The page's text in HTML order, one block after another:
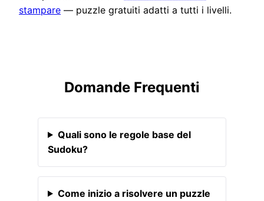
stampare — puzzle gratuiti adatti a tutti i livelli.
Domande Frequenti
Quali sono le regole base del
Sudoku?
Come inizio a risolvere un puzzle